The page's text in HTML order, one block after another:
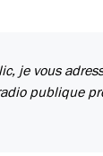
je vous
publique